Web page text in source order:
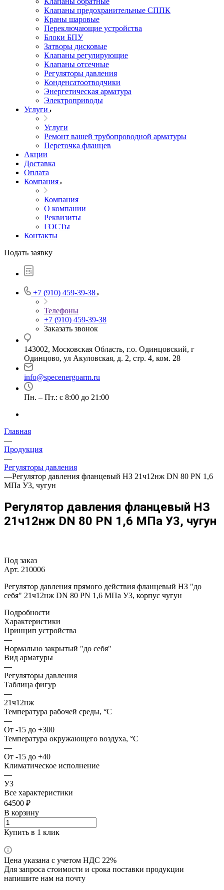
Клапаны предохранительные СППК
Краны шаровые
Переключающие устройства
Блоки БПУ
Затворы дисковые
Клапаны регулирующие
Клапаны отсечные
Регуляторы давления
Конденсатоотводчики
Энергетическая арматура
Электроприводы
Услуги
Услуги
Ремонт вашей трубопроводной арматуры
Переточка фланцев
Акции
Доставка
Оплата
Компания
Компания
О компании
Реквизиты
ГОСТы
Контакты
Подать заявку
+7 (910) 459-39-38
Телефоны
+7 (910) 459-39-38
Заказать звонок
143002, Московская Область, г.о. Одинцовский, г
Одинцово, ул Акуловская, д. 2, стр. 4, ком. 28
info@specenergoarm.ru
Пн. – Пт.: с 8:00 до 21:00
Главная
—
Продукция
—
Регуляторы давления
—Регулятор давления фланцевый НЗ 21ч12нж DN 80 PN 1,6
МПа У3, чугун
Регулятор давления фланцевый НЗ
21ч12нж DN 80 PN 1,6 МПа У3, чугун
Под заказ
Арт. 210006
Регулятор давления прямого действия фланцевый НЗ "до
себя" 21ч12нж DN 80 PN 1,6 МПа У3, корпус чугун
Подробности
Характеристики
Принцип устройства
—
Нормально закрытый "до себя"
Вид арматуры
—
Регуляторы давления
Таблица фигур
—
21ч12нж
Температура рабочей среды, °С
—
От -15 до +300
Температура окружающего воздуха, °С
—
От -15 до +40
Климатическое исполнение
—
У3
Все характеристики
64500 ₽
В корзину
Купить в 1 клик
Цена указана с учетом НДС 22%
Для запроса стоимости и срока поставки продукции
напишите нам на почту